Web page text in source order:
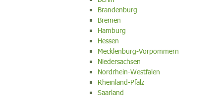
Brandenburg
Bremen
Hamburg
Hessen
Mecklenburg-Vorpommern
Niedersachsen
Nordrhein-Westfalen
Rheinland-Pfalz
Saarland